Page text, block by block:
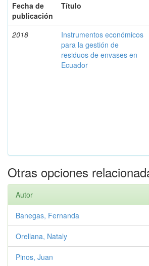
Fecha de
publicación
Título
2018
Instrumentos económicos
para la gestión de
residuos de envases en
Ecuador
Otras opciones
Autor
Banegas, Fernanda
Orellana, Nataly
Pinos, Juan